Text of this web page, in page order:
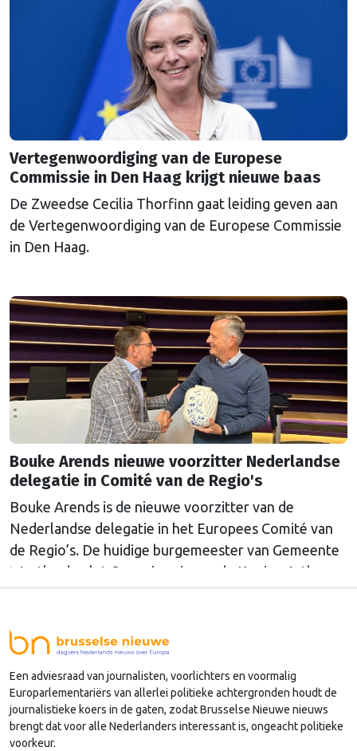
Vertegenwoordiging van de Europese
Commissie in Den Haag krijgt nieuwe baas
De Zweedse Cecilia Thorfinn gaat leiding geven aan
de Vertegenwoordiging van de Europese Commissie
in Den Haag.
Bouke Arends nieuwe voorzitter Nederlandse
delegatie in Comité van de Regio's
Bouke Arends is de nieuwe voorzitter van de
Nederlandse delegatie in het Europees Comité van
de Regio’s. De huidige burgemeester van Gemeente
Westland volgt Commissaris van de Koning Arthur
Nederlandse regio’s behoorlijk succesvol in hun
lobby in Brussel, en dat komt vooral omdat …
Continued
Een adviesraad van journalisten, voorlichters en voormalig
Europarlementariërs van allerlei politieke achtergronden houdt de
journalistieke koers in de gaten, zodat Brusselse Nieuwe nieuws
brengt dat voor alle Nederlanders interessant is, ongeacht politieke
voorkeur.